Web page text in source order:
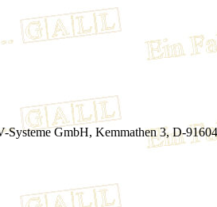
GmbH, Kemmathen 3, D-